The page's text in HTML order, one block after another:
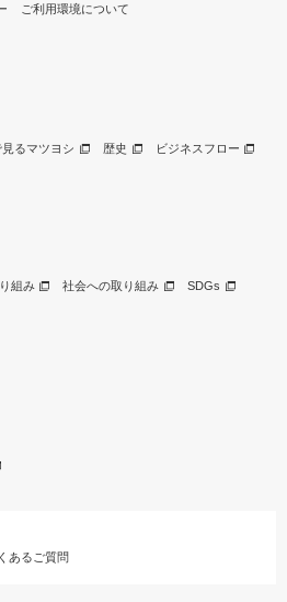
ご利用環境について
るマツヨシ 歴史 ビジネスフロー
組み 社会への取り組み SDGs
あるご質問